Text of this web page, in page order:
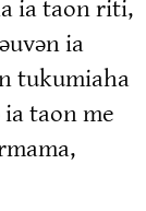
ia
tukumiaha
taon me